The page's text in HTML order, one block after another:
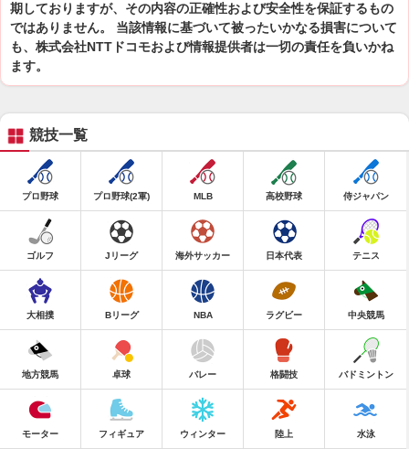
期しておりますが、その内容の正確性および安全性を保証するもの
ではありません。 当該情報に基づいて被ったいかなる損害について
も、株式会社NTTドコモおよび情報提供者は一切の責任を負いかね
ます。
競技一覧
プロ野球 プロ野球(2軍) MLB 高校野球 侍ジャパン
ゴルフ Jリーグ 海外サッカー 日本代表 テニス
大相撲 Bリーグ NBA ラグビー 中央競馬
地方競馬 卓球 バレー 格闘技 バドミントン
モーター フィギュア ウィンター 陸上 水泳